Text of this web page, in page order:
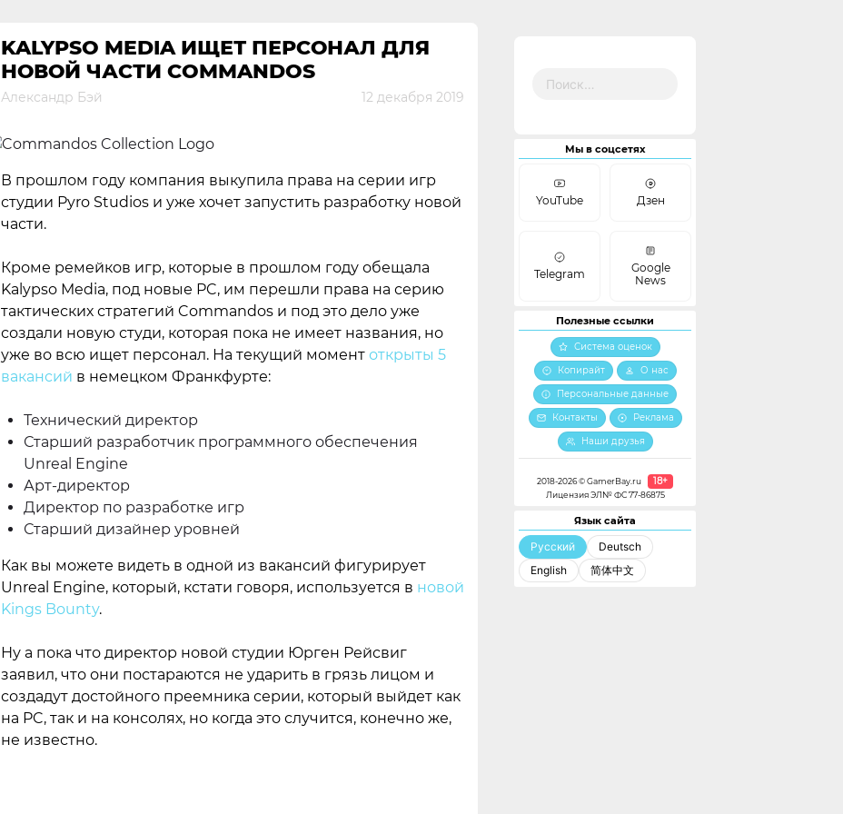
KALYPSO MEDIA ИЩЕТ ПЕРСОНАЛ ДЛЯ
НОВОЙ ЧАСТИ COMMANDOS
Александр Бэй 12 декабря 2019
В прошлом году компания выкупила права на серии игр
студии Pyro Studios и уже хочет запустить разработку новой
части.
Кроме ремейков игр, которые в прошлом году обещала
Kalypso Media, под новые PC, им перешли права на серию
тактических стратегий Commandos и под это дело уже
создали новую студи, которая пока не имеет названия, но
уже во всю ищет персонал. На текущий момент открыты 5
вакансий в немецком Франкфурте:
Технический директор
Старший разработчик программного обеспечения
Unreal Engine
Арт-директор
Директор по разработке игр
Старший дизайнер уровней
Как вы можете видеть в одной из вакансий фигурирует
Unreal Engine, который, кстати говоря, используется в новой
Kings Bounty.
Ну а пока что директор новой студии Юрген Рейсвиг
заявил, что они постараются не ударить в грязь лицом и
создадут достойного преемника серии, который выйдет как
на PC, так и на консолях, но когда это случится, конечно же,
не известно.
Мы в соцсетях
YouTube Дзен
Telegram
Google
News
Полезные ссылки
Система оценок
Копирайт
О нас
Персональные данные
Контакты
Реклама
Наши друзья
2018-2026 © GamerBay.ru 18+
Лицензия ЭЛ№ ФС 77-86875
Язык сайта
Русский
Deutsch
English
简体中文